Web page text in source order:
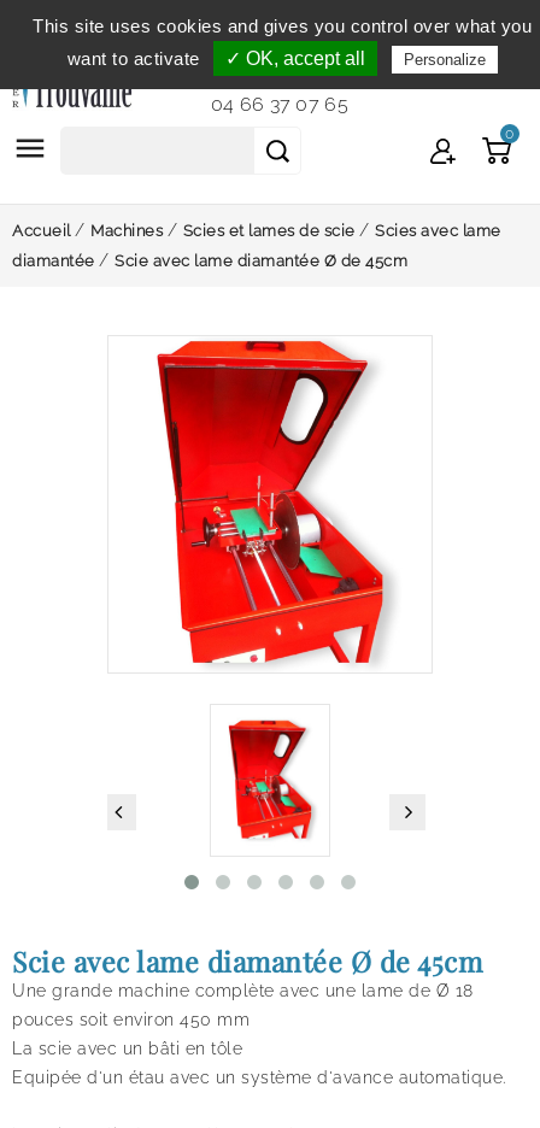
Service clientèle
du lundi au vendredi de 9h à 12h et
de 14h à 18h...
04 66 37 07 65
 0
Accueil Machines Scies et lames de scie
Scies avec lame
diamantée
Scie avec lame diamantée Ø de 45cm
Scie avec lame diamantée Ø de 45cm
Une grande machine complète avec une lame de Ø 18
pouces soit environ 450 mm
La scie avec un bâti en tôle
Equipée d'un étau avec un système d'avance automatique
This site uses cookies and gives you control over what you
want to activate
✓ OK, accept all Personalize